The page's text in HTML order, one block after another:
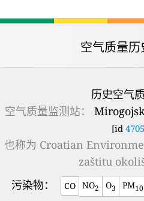
空气质量历
历史空气
空气质量监测站：
[id
也称为 Croatian
zaštitu
污染物：
CO NO2 O3 PM10